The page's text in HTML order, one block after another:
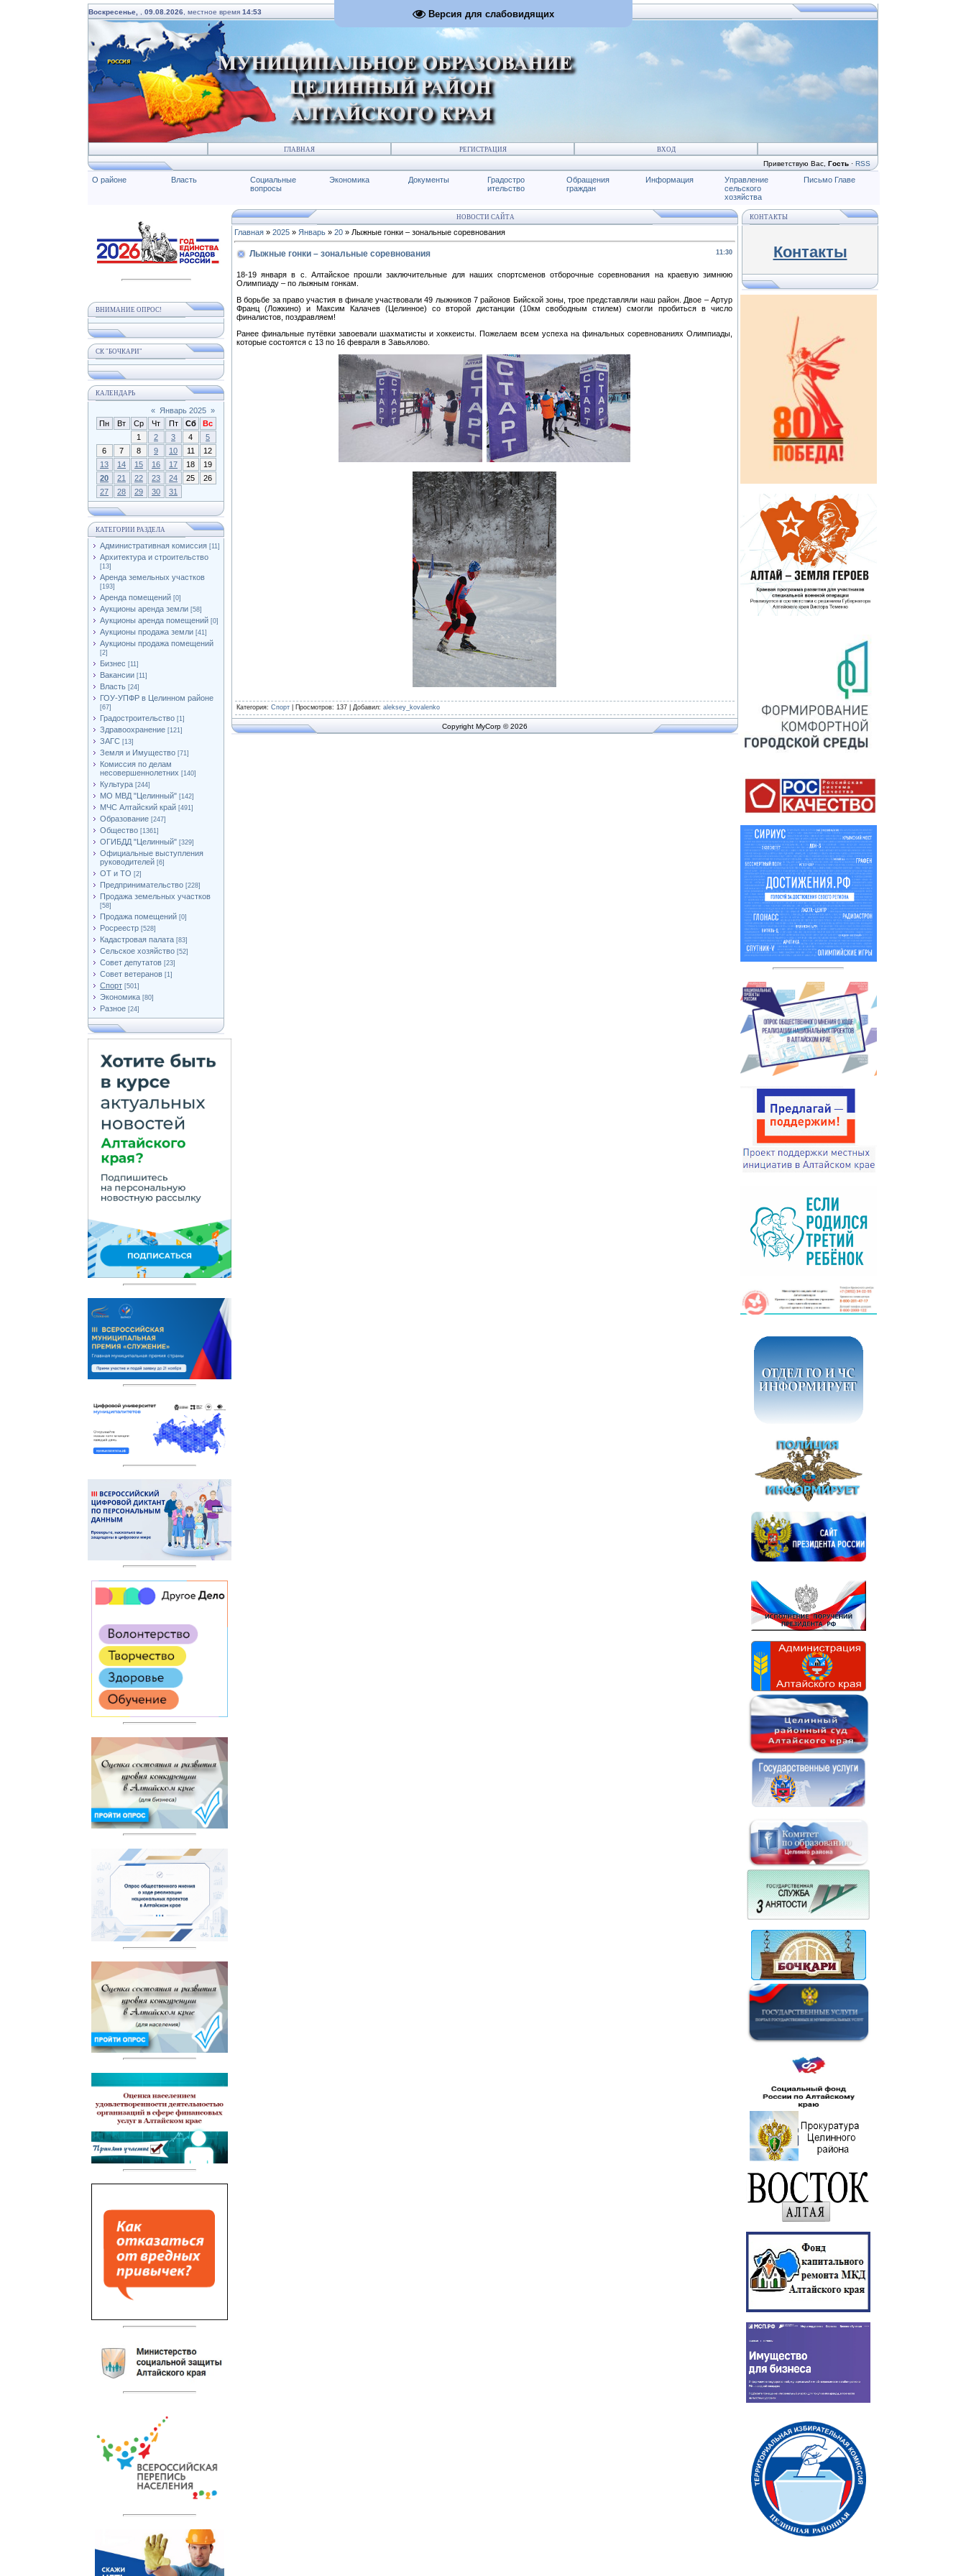
Версия для слабовидящих
Воскресенье, 09.08.2026 , местное время 14:53
ГЛАВНАЯ РЕГИСТРАЦИЯ ВХОД
Приветствую Вас Гость · RSS
О районе Власть
Социальные
вопросы
Экономика Документы
Градостро
ительство
Обращения
граждан
Информация
Управление
сельского
хозяйства
Письмо Главе
ВНИМАНИЕ ОПРОС!
СК "БОЧКАРИ"
КАЛЕНДАРЬ
« Январь 2025 »
Пн
Вт Ср Чт Пт Сб
Вс
1
2 3 4
5
6
7 8 9 10 11
12
13
14 15 16 17 18
19
20
21 22 23 24 25
26
27
28 29 30 31
КАТЕГОРИИ РАЗДЕЛА
Административная комиссия [11]
Архитектура и строительство
[13]
Аренда земельных участков
[193]
Аренда помещений [0]
Аукционы аренда земли [58]
Аукционы аренда помещений [0]
Аукционы продажа земли [41]
Аукционы продажа помещений
[2]
Бизнес [11]
Вакансии [11]
Власть [24]
ГОУ-УПФР в Целинном районе
[67]
Градостроительство [1]
Здравоохранение [121]
ЗАГС [13]
Земля и Имущество [71]
Комиссия по делам
несовершеннолетних [140]
Культура [244]
МО МВД "Целинный" [142]
МЧС Алтайский край [491]
Образование [247]
Общество [1361]
ОГИБДД "Целинный" [329]
Официальные выступления
руководителей [6]
ОТ и ТО [2]
Предпринимательство [228]
Продажа земельных участков
[58]
Продажа помещений [0]
Росреестр [528]
Кадастровая палата [83]
Сельское хозяйство [52]
Совет депутатов [23]
Совет ветеранов [1]
Спорт [501]
Экономика [80]
Разное [24]
НОВОСТИ САЙТА
Главная » 2025 » Январь » 20 » Лыжные гонки – зональные соревнования
11:30
Лыжные гонки – зональные соревнования
18-19 января в с. Алтайское прошли заключительные для наших спортсменов отборочные соревнования на краевую зимнюю
Олимпиаду – по лыжным гонкам.
В борьбе за право участия в финале участвовали 49 лыжников 7 районов Бийской зоны, трое представляли наш район. Двое – Артур
Франц (Ложкино) и Максим Калачев (Целинное) со второй дистанции (10км свободным стилем) смогли пробиться в число
финалистов, поздравляем!
Ранее финальные путёвки завоевали шахматисты и хоккеисты. Пожелаем всем успеха на финальных соревнованиях Олимпиады,
которые состоятся с 13 по 16 февраля в Завьялово.
Категория: Спорт Просмотров: 137 | Добавил: aleksey_kovalenko
Copyright MyCorp © 2026
КОНТАКТЫ
Контакты